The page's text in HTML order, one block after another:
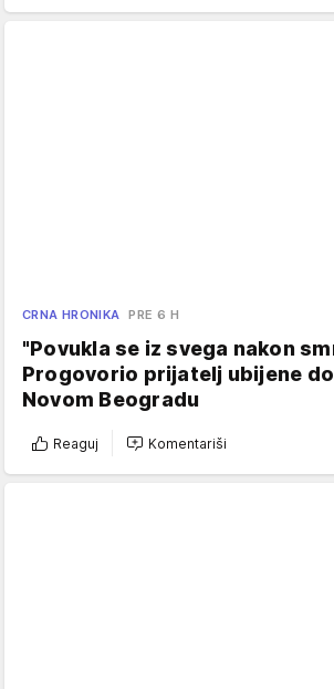
CRNA HRONIKA PRE 6 H
"Povukla se iz svega nakon
Progovorio prijatelj ubijene
Novom Beogradu
Reaguj Komentariši